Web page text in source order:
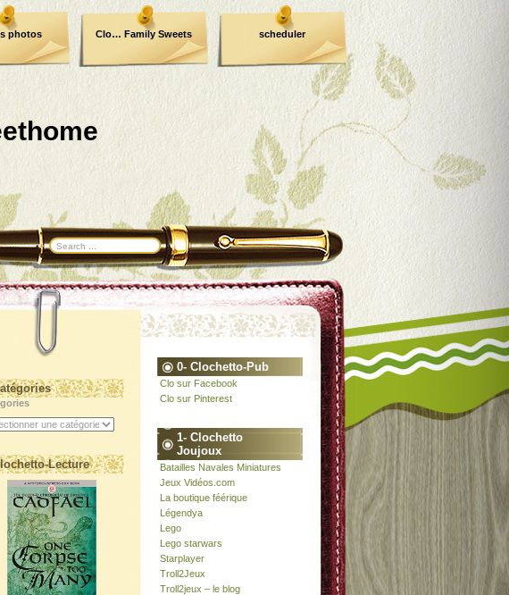
photos Clo… Family Sweets scheduler
Lecture
0- Clochetto-Pub
Clo sur Facebook
Clo sur Pinterest
1- Clochetto
Joujoux
Batailles Navales Miniatures
Jeux Vidéos.com
La boutique féérique
Légendya
Lego
Lego starwars
Starplayer
Troll2Jeux
Troll2jeux – le blog